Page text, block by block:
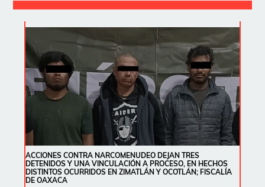
ACCIONES CONTRA NARCOMENUDEO DEJAN TRES
DETENIDOS Y UNA VINCULACIÓN A PROCESO, EN HECHOS
DISTINTOS OCURRIDOS EN ZIMATLÁN Y OCOTLÁN; FISCALÍA
DE OAXACA